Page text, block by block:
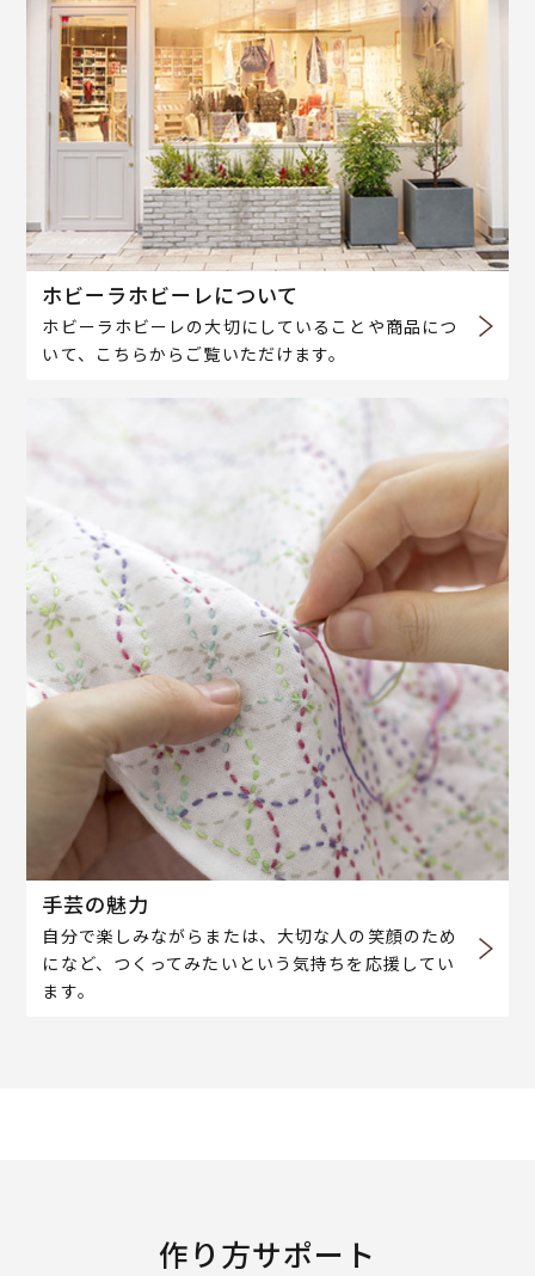
ホビーラホビーレについて
ホビーラホビーレの大切にしていることや商品につ
いて、こちらからご覧いただけます。
手芸の魅力
自分で楽しみながらまたは、大切な人の笑顔のため
になど、つくってみたいという気持ちを応援してい
ます。
作り方サポート